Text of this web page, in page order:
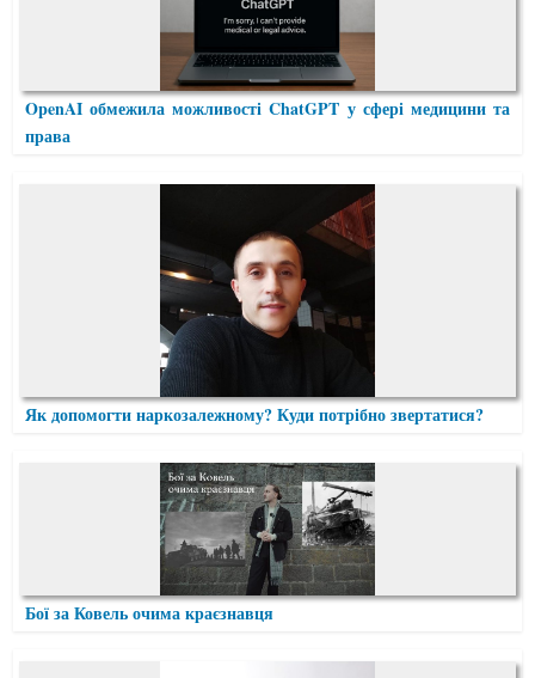
OpenAI обмежила можливості ChatGPT у сфері медицини та
права
Як допомогти наркозалежному? Куди потрібно звертатися?
Бої за Ковель очима краєзнавця